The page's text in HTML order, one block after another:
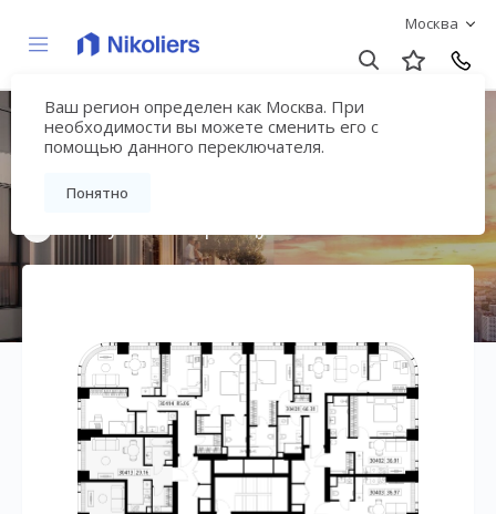
Москва
Ваш регион определен как Москва. При
необходимости вы можете сменить его с
помощью данного переключателя.
Понятно
Мультиквартал
«ВЕЕР»